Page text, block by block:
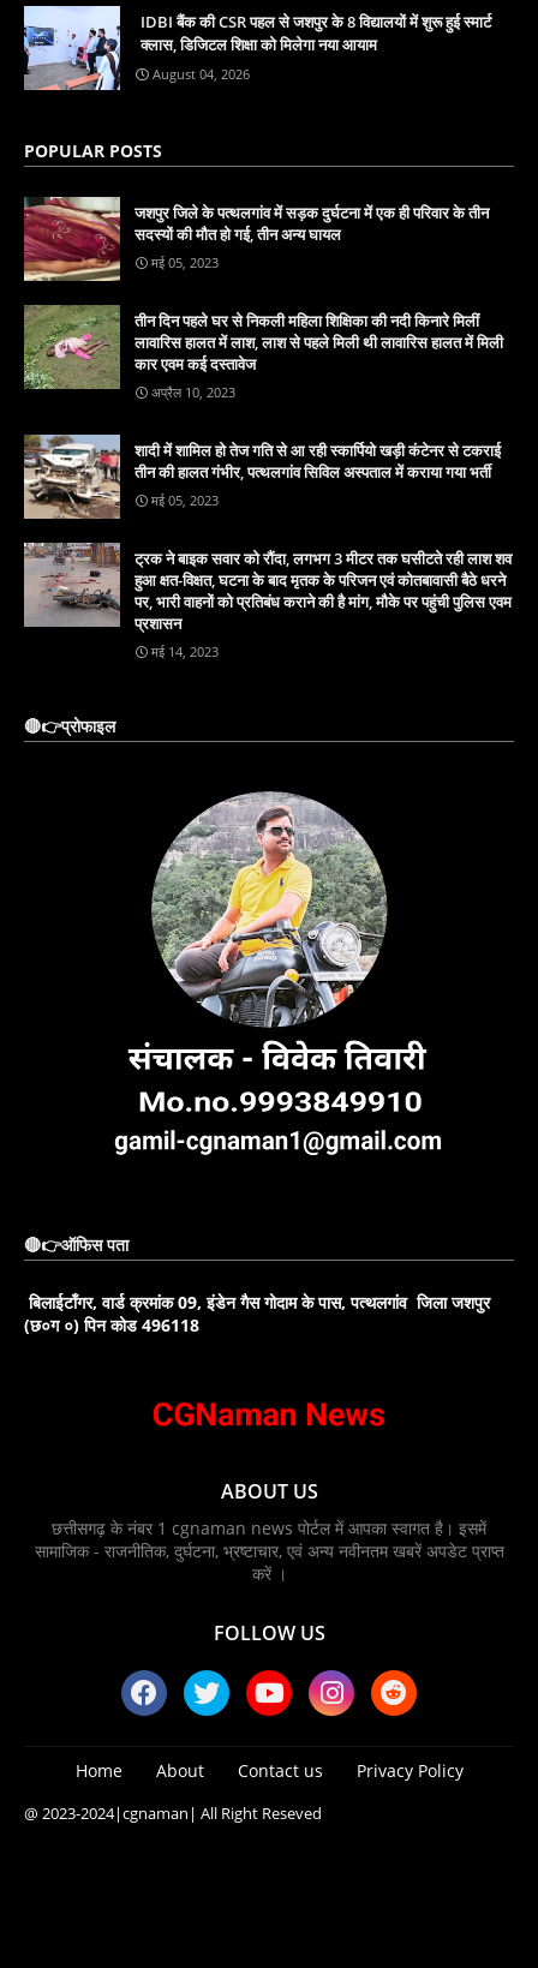
IDBI बैंक की CSR पहल से जशपुर के 8 विद्यालयों में शुरू हुई स्मार्ट
क्लास, डिजिटल शिक्षा को मिलेगा नया आयाम
August 04, 2026
POPULAR POSTS
जशपुर जिले के पत्थलगांव में सड़क दुर्घटना में एक ही परिवार के तीन
सदस्यों की मौत हो गई, तीन अन्य घायल
मई 05, 2023
तीन दिन पहले घर से निकली महिला शिक्षिका की नदी किनारे मिलीं
लावारिस हालत में लाश, लाश से पहले मिली थी लावारिस हालत में मिली
कार एवम कई दस्तावेज
अप्रैल 10, 2023
शादी में शामिल हो तेज गति से आ रही स्कार्पियो खड़ी कंटेनर से टकराई
तीन की हालत गंभीर, पत्थलगांव सिविल अस्पताल में कराया गया भर्ती
मई 05, 2023
ट्रक ने बाइक सवार को रौंदा, लगभग 3 मीटर तक घसीटते रही लाश शव
हुआ क्षत-विक्षत, घटना के बाद मृतक के परिजन एवं कोतबावासी बैठे धरने
पर, भारी वाहनों को प्रतिबंध कराने की है मांग, मौके पर पहुंची पुलिस एवम
प्रशासन
मई 14, 2023
🔴👉प्रोफाइल
🔴👉ऑफिस पता
बिलाईटाँगर, वार्ड क्रमांक 09, इंडेन गैस गोदाम के पास, पत्थलगांव जिला जशपुर
(छ०ग ०) पिन कोड 496118
ABOUT US
छत्तीसगढ़ के नंबर 1 cgnaman news पोर्टल में आपका स्वागत है। इसमें
सामाजिक - राजनीतिक, दुर्घटना, भ्रष्टाचार, एवं अन्य नवीनतम खबरें अपडेट प्राप्त
करें ।
FOLLOW US
Home About Contact us Privacy Policy
@ 2023-2024|cgnaman| All Right Reseved